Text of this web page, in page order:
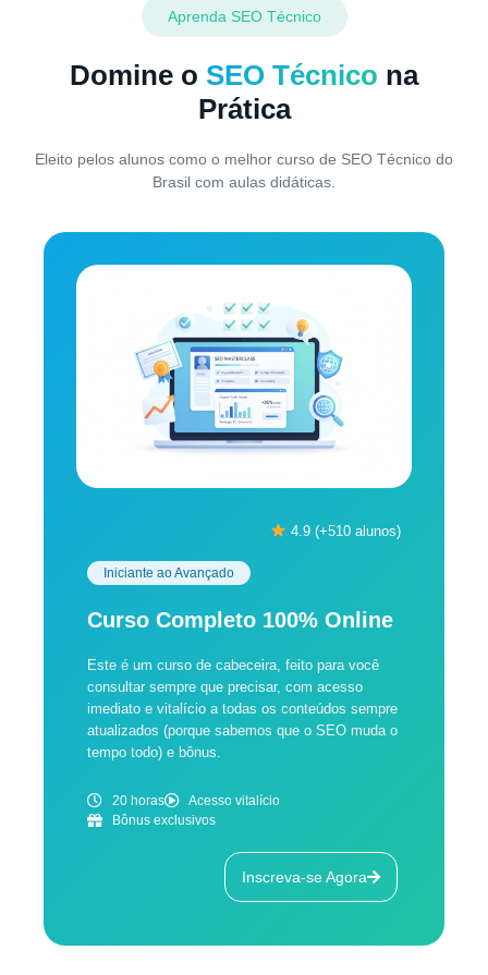
Aprenda SEO Técnico
Domine o SEO Técnico na
Prática
Eleito pelos alunos como o melhor curso de SEO Técnico do
Brasil com aulas didáticas.
4.9 (+510 alunos)
Iniciante ao Avançado
Curso Completo 100% Online
Este é um curso de cabeceira, feito para você
consultar sempre que precisar, com acesso
imediato e vitalício a todas os conteúdos sempre
atualizados (porque sabemos que o SEO muda o
tempo todo) e bônus.
20 horas
Acesso vitalício
Bônus exclusivos
Inscreva-se Agora